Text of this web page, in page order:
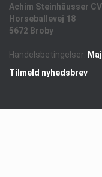
Achim Steinhäusser
Horseballevej 18
5672 Broby
Handelsbetingelser:
Tilmeld nyhedsbrev